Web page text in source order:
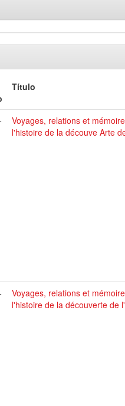
Título
Voyages, relations et
l'histoire de la découve Arte
Voyages, relations et
l'histoire de la découverte de